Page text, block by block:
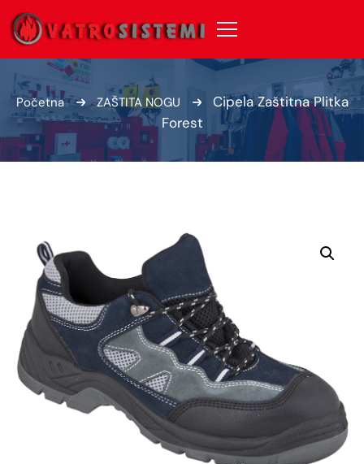
Početna ZAŠTITA NOGU
Cipela Zaštitna Plitka
Forest